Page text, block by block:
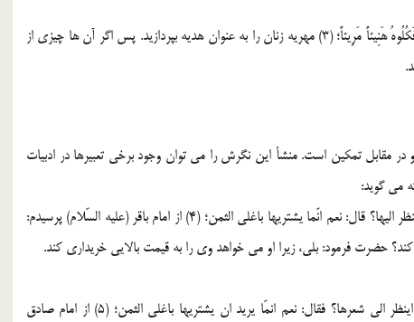
وَ آتُوا النِّسَاءَ صَدُقَاتِهِنَّ نِحْلَةً فَإِنْ طِبْنَ لَکُمْ عَنْ شَيْ‌ءٍ مِنْهُ نَفْساً فَکُلُوهُ هَنِيئاً مَرِيئاً؛ (3) مهريه زنان را به عنوان هديه بپردازيد. پس اگر آن ها چيزي از
مقابل تمکين است. منشأ اين نگرش را مي توان وجود برخي تعبيرها در ادبيات
مي گويد:
سألت ابا جعفر (عليه السّلام) عن الرجل يريد ان يتزوج المرأة اينظر اليها؟ قال: نعم انّما يشتريها باغلي الثمن؛ (4) از امام باقر (عليه السّلام) پرسيدم:
حضرت فرمود: بلي، زيرا او مي خواهد وي را به قيمت بالايي خريداري کند.
قلت لابي عبدالله (عليه السّلام): الرّجل يريد ان يتزوّج المرأة اينظر الي شعرها؟ فقال: نعم انمّا يريد ان يشتريها باغلي الثمن؛ (5) از امام صادق